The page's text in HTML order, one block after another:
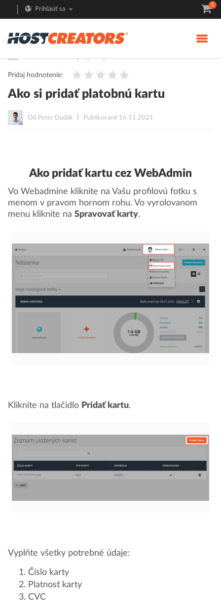
Prihlásiť sa
0
Pridaj hodnotenie:
Ako si pridať platobnú kartu
Od Peter Dudák Publikované 16.11.2021
Ako pridať kartu cez WebAdmin
Vo Webadmine kliknite na Vašu profilovú fotku s
menom v pravom hornom rohu. Vo vyrolovanom
menu kliknite na Spravovať karty.
Kliknite na tlačidlo Pridať kartu.
Vyplňte všetky potrebné údaje:
Číslo karty
Platnosť karty
CVC